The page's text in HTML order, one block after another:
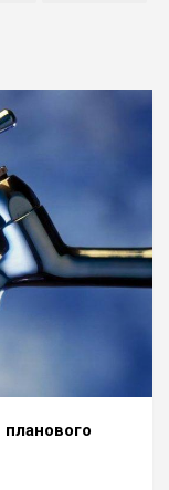
планового